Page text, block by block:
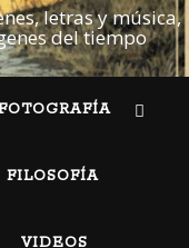
letras y música,
del tiempo
FILOSOFÍA
VIDEOS